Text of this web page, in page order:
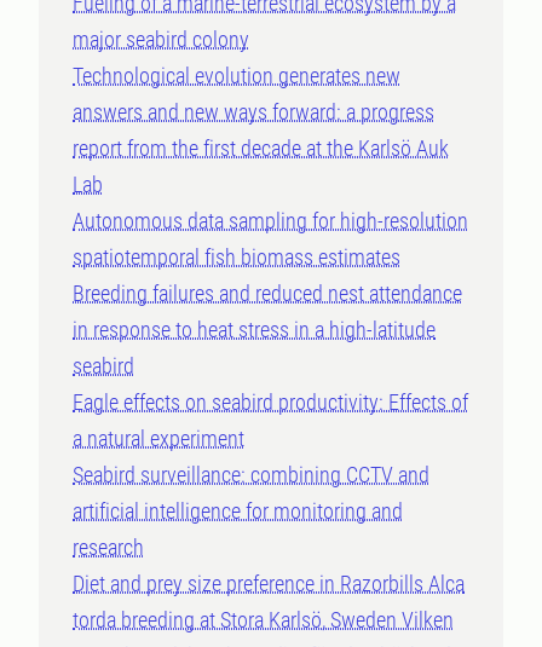
major seabird colony
Technological evolution generates new
answers and new ways forward: a progress
report from the first decade at the Karlsö Auk
Lab
Autonomous data sampling for high-resolution
spatiotemporal fish biomass estimates
Breeding failures and reduced nest attendance
in response to heat stress in a high-latitude
seabird
Eagle effects on seabird productivity: Effects of
a natural experiment
Seabird surveillance: combining CCTV and
artificial intelligence for monitoring and
research
Diet and prey size preference in Razorbills Alca
torda breeding at Stora Karlsö, Sweden Vilken